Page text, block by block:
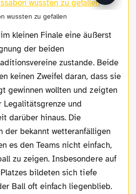
wussten zu gefallen
der beiden
zustande. Beide
keinen Zweifel daran, dass sie
gewinnen wollten und zeigten
Legalitätsgrenze und
darüber hinaus. Die
der bekannt wetteranfälligen
es den Teams nicht einfach,
zu zeigen. Insbesondere auf
bildeten sich tiefe
Ball oft einfach liegenblieb.